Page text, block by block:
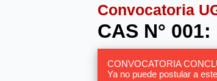
Convocatoria
CAS N°
CONVOCATORIA
Ya no puede postular a